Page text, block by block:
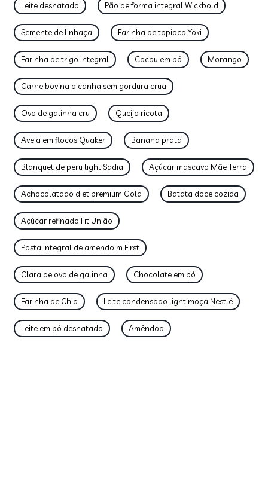
Leite desnatado Pão de forma integral Wickbold
Semente de linhaça Farinha de tapioca Yoki
Farinha de trigo integral Cacau em pó Morango
Carne bovina picanha sem gordura crua
Ovo de galinha cru Queijo ricota
Aveia em flocos Quaker Banana prata
Blanquet de peru light Sadia Açúcar mascavo Mãe Terra
Achocolatado diet premium Gold Batata doce cozida
Açúcar refinado Fit União
Pasta integral de amendoim First
Clara de ovo de galinha Chocolate em pó
Farinha de Chia Leite condensado light moça Nestlé
Leite em pó desnatado Amêndoa